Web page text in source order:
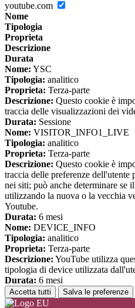
youtube.com
Nome
Tipologia
Proprieta
Descrizione
Durata
Nome: YSC
Tipologia: analitico
Proprieta: Terza-parte
Descrizione: Questo cookie è
traccia delle visualizzazioni dei
Durata: Sessione
Nome: VISITOR_INFO1_LIVE
Tipologia: analitico
Proprieta: Terza-parte
Descrizione: Questo cookie è
traccia delle preferenze
nei siti; può anche determinare se
utilizzando la nuova o la vecchia
Youtube.
Durata: 6 mesi
Nome: DEVICE_INFO
Tipologia: analitico
Proprieta: Terza-parte
Descrizione: YouTube utilizza
tipologia di device utilizzata
Durata: 6 mesi
Accetta tutti Salva le preferenze